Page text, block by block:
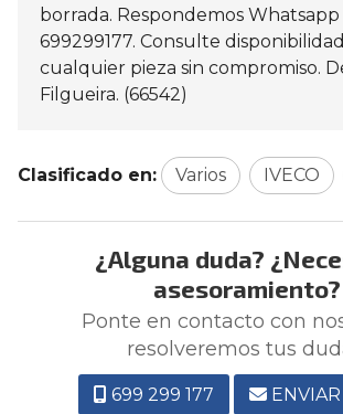
borrada. Respondemos Whatsapp
699299177. Consulte
cualquier pieza sin compromiso.
Filgueira. (66542)
Clasificado en: Varios IVECO
¿Alguna duda?
asesoramiento?
Ponte en contacto con
resolveremos tus
699 299 177